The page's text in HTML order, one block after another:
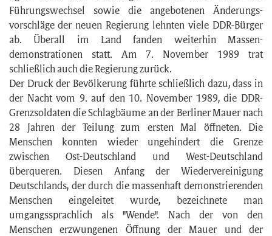
Führungs­wechsel sowie die ange­botenen Änderungs­
vorschläge der neuen Regierung lehnten viele DDR-Bürger
ab. Überall im Land fanden weiterhin Massen­
demonstrationen statt. Am 7. November 1989 trat
schließlich auch die Regierung zurück.
Der Druck der Bevölkerung führte schließlich dazu, dass in
der Nacht vom 9. auf den 10. November 1989, die DDR-
Grenzs­oldaten die Schlag­bäume an der Berliner Mauer nach
28 Jahren der Teilung zum ersten Mal öffneten. Die
Menschen konnten wieder ungehindert die Grenze
zwischen Ost-Deutschland und West-Deutschland
überqueren. Diesen Anfang der Wieder­vereinigung
Deutsch­lands, der durch die massen­haft demonstrierenden
Menschen eingeleitet wurde, bezeichnete man
umgangssprachlich als "Wende". Nach der von den
Menschen er­zwungenen Öff­nung der Mauer und der